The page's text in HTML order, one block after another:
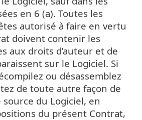
en 6 (a). Toutes les
autorisé à faire en vertu
doivent contenir les
aux droits d’auteur et de
sur le Logiciel. Si
ou désassemblez
de toute autre façon de
du Logiciel, en
du présent Contrat,